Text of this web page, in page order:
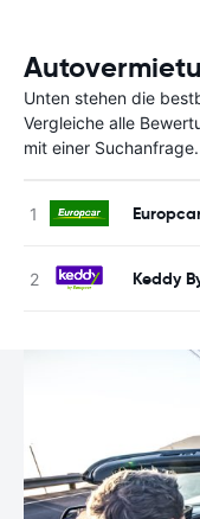
Unten stehen die
Vergleiche alle
mit einer Suchanfrage.
Keddy